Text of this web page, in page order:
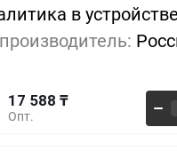
в устройстве
Опт.
17 588 ₸
-9%
-18%